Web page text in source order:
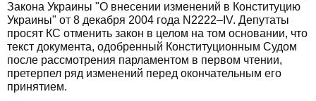
Закона Украины "О внесении изменений в Конституцию
Украины" от 8 декабря 2004 года N2222–IV. Депутаты
просят КС отменить закон в целом на том основании, что
текст документа, одобренный Конституционным Судом
после рассмотрения парламентом в первом чтении,
претерпел ряд изменений перед окончательным его
принятием.